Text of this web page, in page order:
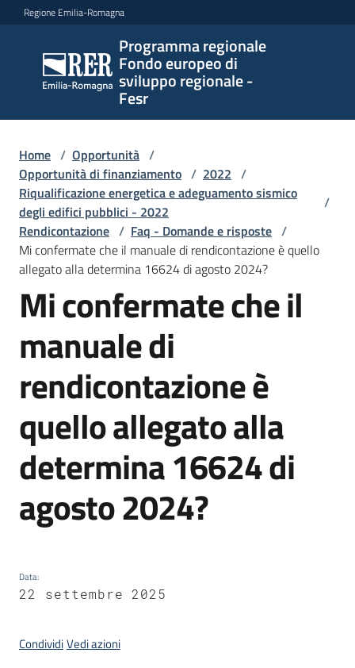
Vai al contenuto
Vai alla navigazione
Vai al footer
Regione Emilia-Romagna
Programma regionale
Fondo europeo di
sviluppo regionale -
Fesr
Programma
regionale
Fondo
europeo di
regionale -
Fesr
Novità
Programmi
strategie
Opportunità
Progetti
attività
Home / Opportunità /
Opportunità di finanziamento / 2022 /
Riqualificazione energetica e adeguamento sismico
degli edifici pubblici - 2022
/
Rendicontazione / Faq - Domande e risposte /
Mi confermate che il manuale di rendicontazione è quello
allegato alla determina 16624 di agosto 2024?
Salta al contenuto
Mi confermate che il
manuale di
rendicontazione è
quello allegato alla
determina 16624 di
agosto 2024?
Data:
22 settembre 2025
CondividiVedi azioni